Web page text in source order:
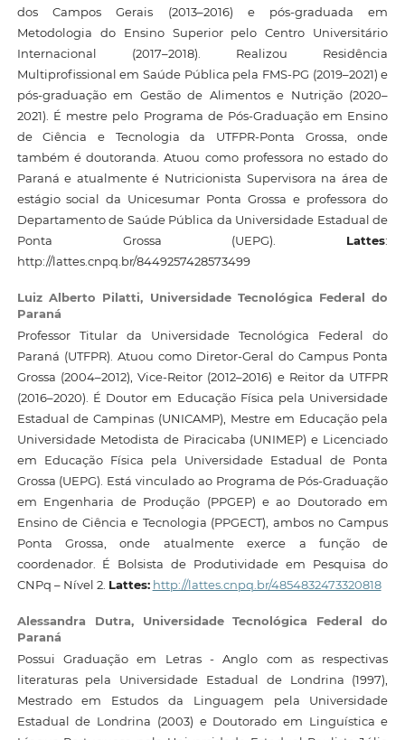
dos Campos Gerais (2013–2016) e pós-graduada em
Metodologia do Ensino Superior pelo Centro Universitário
Internacional (2017–2018). Realizou Residência
Multiprofissional em Saúde Pública pela FMS-PG (2019–2021) e
pós-graduação em Gestão de Alimentos e Nutrição (2020–
2021). É mestre pelo Programa de Pós-Graduação em Ensino
de Ciência e Tecnologia da UTFPR-Ponta Grossa, onde
também é doutoranda. Atuou como professora no estado do
Paraná e atualmente é Nutricionista Supervisora na área de
estágio social da Unicesumar Ponta Grossa e professora do
Departamento de Saúde Pública da Universidade Estadual de
Ponta Grossa (UEPG). Lattes:
http://lattes.cnpq.br/8449257428573499
Luiz Alberto Pilatti, Universidade Tecnológica Federal do
Paraná
Professor Titular da Universidade Tecnológica Federal do
Paraná (UTFPR). Atuou como Diretor-Geral do Campus Ponta
Grossa (2004–2012), Vice-Reitor (2012–2016) e Reitor da UTFPR
(2016–2020). É Doutor em Educação Física pela Universidade
Estadual de Campinas (UNICAMP), Mestre em Educação pela
Universidade Metodista de Piracicaba (UNIMEP) e Licenciado
em Educação Física pela Universidade Estadual de Ponta
Grossa (UEPG). Está vinculado ao Programa de Pós-Graduação
em Engenharia de Produção (PPGEP) e ao Doutorado em
Ensino de Ciência e Tecnologia (PPGECT), ambos no Campus
Ponta Grossa, onde atualmente exerce a função de
coordenador. É Bolsista de Produtividade em Pesquisa do
CNPq – Nível 2. Lattes: http://lattes.cnpq.br/4854832473320818
Alessandra Dutra, Universidade Tecnológica Federal do
Paraná
Possui Graduação em Letras - Anglo com as respectivas
literaturas pela Universidade Estadual de Londrina (1997),
Mestrado em Estudos da Linguagem pela Universidade
Estadual de Londrina (2003) e Doutorado em Linguística e